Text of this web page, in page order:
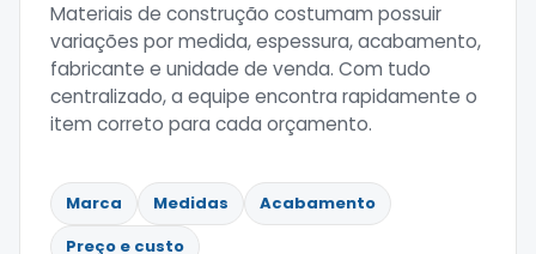
Materiais de construção costumam possuir
variações por medida, espessura, acabamento,
fabricante e unidade de venda. Com tudo
centralizado, a equipe encontra rapidamente o
item correto para cada orçamento.
Marca Medidas
Acabamento
Preço e custo